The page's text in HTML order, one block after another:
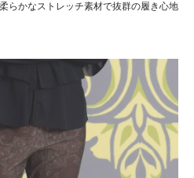
らかなストレッチ素材で抜群の履き心地